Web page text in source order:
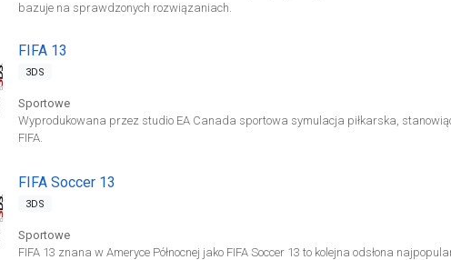
bazuje na sprawdzonych rozwiązaniach.
FIFA 13
3DS
Sportowe
Wyprodukowana przez studio EA Canada sportowa symulacja piłkarska,
FIFA.
FIFA Soccer 13
3DS
Sportowe
FIFA 13 znana w Ameryce Północnej jako FIFA Soccer 13 to kolejna odsłona